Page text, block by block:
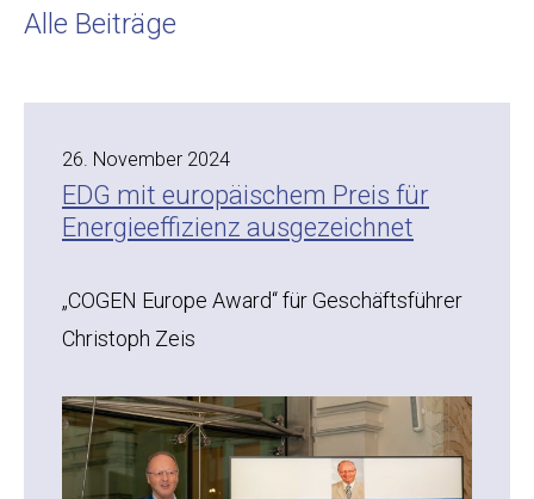
Alle Beiträge
26. November 2024
EDG mit europäischem Preis für
Energieeffizienz ausgezeichnet
„COGEN Europe Award“ für Geschäftsführer
Christoph Zeis